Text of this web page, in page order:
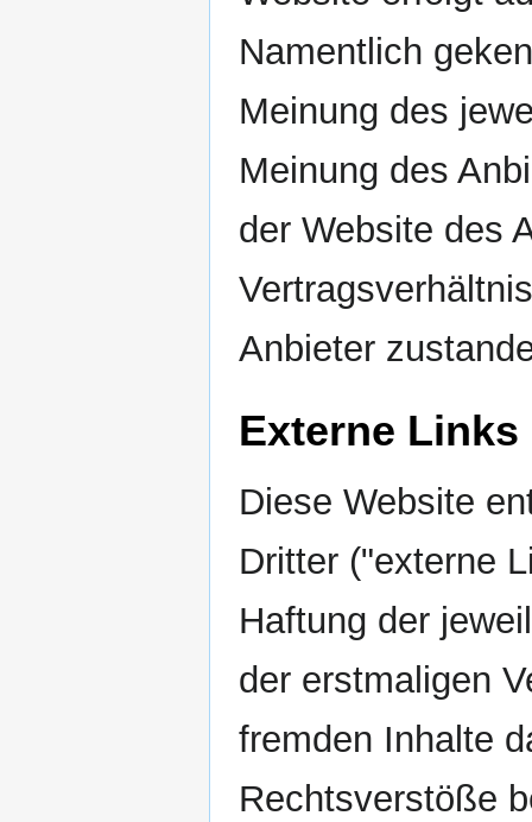
Namentlich
Meinung des
Meinung des
der Website des
Anbieter
Externe Links
Diese Website
Dritter ("externe
Haftung der
der erstmaligen
fremden Inhalte
Rechtsverstöße